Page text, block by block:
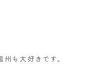
も大好きです。